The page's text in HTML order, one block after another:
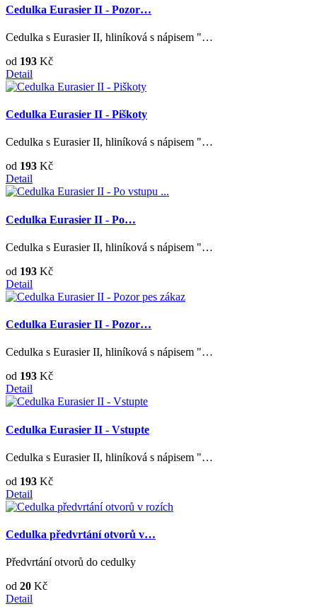
Cedulka Eurasier II - Pozor…
Cedulka s Eurasier II, hliníková s nápisem "…
od 193 Kč
Detail
Cedulka Eurasier II - Piškoty
Cedulka s Eurasier II, hliníková s nápisem "…
od 193 Kč
Detail
Cedulka Eurasier II - Po…
Cedulka s Eurasier II, hliníková s nápisem "…
od 193 Kč
Detail
Cedulka Eurasier II - Pozor…
Cedulka s Eurasier II, hliníková s nápisem "…
od 193 Kč
Detail
Cedulka Eurasier II - Vstupte
Cedulka s Eurasier II, hliníková s nápisem "…
od 193 Kč
Detail
Cedulka předvrtání otvorů v…
Předvrtání otvorů do cedulky
od 20 Kč
Detail